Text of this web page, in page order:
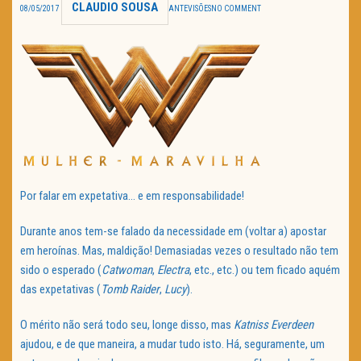
TRAILER DO DIA
Política de Privacidade
08/05/2017 CLAUDIO SOUSA ANTEVISÕESNO COMMENT
Por falar em expetativa… e em responsabilidade!
Durante anos tem-se falado da necessidade em (voltar a) apostar
em heroínas. Mas, maldição! Demasiadas vezes o resultado não tem
sido o esperado (Catwoman, Electra, etc., etc.) ou tem ficado aquém
das expetativas ( Tomb Raider, Lucy).
O mérito não será todo seu, longe disso, mas Katniss Everdeen
ajudou, e de que maneira, a mudar tudo isto. Há, seguramente, um